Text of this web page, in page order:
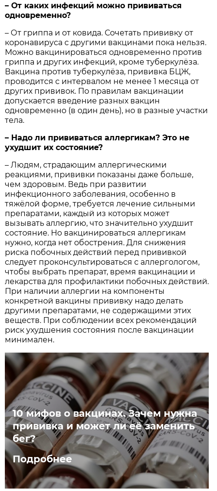
– От каких инфекций можно прививаться
одновременно?
– От гриппа и от ковида. Сочетать прививку от
коронавируса с другими вакцинами пока нельзя.
Можно вакцинироваться одновременно против
гриппа и других инфекций, кроме туберкулёза.
Вакцина против туберкулёза, прививка БЦЖ,
проводится с интервалом не менее 1 месяца от
других прививок. По правилам вакцинации
допускается введение разных вакцин
одновременно (в один день), но в разные участки
тела.
– ​Надо ли прививаться аллергикам? Это не
ухудшит их состояние?
– Людям, страдающим аллергическими
реакциями, прививки показаны даже больше,
чем здоровым. Ведь при развитии
инфекционного заболевания, особенно в
тяжёлой форме, требуется лечение сильными
препаратами, каждый из которых может
вызывать аллергию, что значительно ухудшит
состояние. Но вакцинироваться аллергикам
нужно, когда нет обострения. Для снижения
риска побочных дейст­вий перед прививкой
следует проконсультироваться с аллергологом,
чтобы выбрать препарат, время вакцинации и
лекарства для профилактики побочных действий.
При наличии аллергии на компоненты
конкретной вакцины прививку надо делать
другими препаратами, не содержащими этих
веществ. При соблюдении всех рекомендаций
риск ухудшения состояния после вакцинации
минимален.
10 мифов о вакцинах. Зачем нужна
прививка и может ли её заменить
бег?
Подробнее